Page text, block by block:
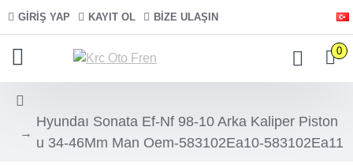
GIRIŞ YAP KAYIT OL BIZE ULAŞIN
0
Hyundaı Sonata Ef-Nf 98-10 Arka Kaliper Piston
u 34-46Mm Man Oem-583102Ea10-583102Ea11